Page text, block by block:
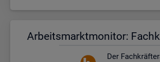
Ar­beits­markt­mo­ni­tor:
Der